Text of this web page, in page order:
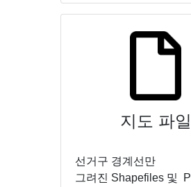
지도 파일
선거구 경계선만
그려진 Shapefiles 및